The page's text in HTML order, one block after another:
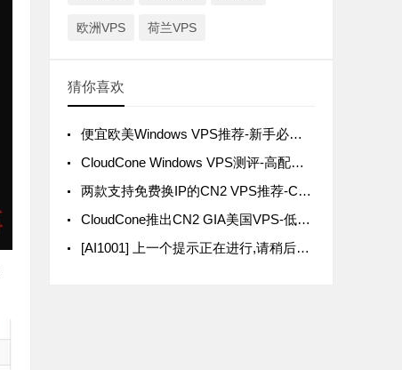
欧洲VPS 荷兰VPS
猜你喜欢
便宜欧美Windows VPS推荐-新手必看指南
CloudCone Windows VPS测评-高配置高性价比
两款支持免费换IP的CN2 VPS推荐-CLOUDCONE和HOSTMEM
CloudCone推出CN2 GIA美国VPS-低至3美元/月-超值套餐任你选
[AI1001] 上一个提示正在进行,请稍后再提问